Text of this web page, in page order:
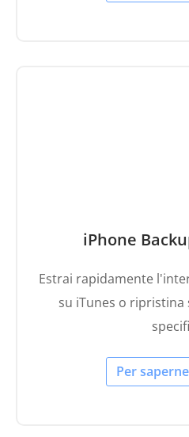
iPhone
Estrai rapidamente
su iTunes o
Per